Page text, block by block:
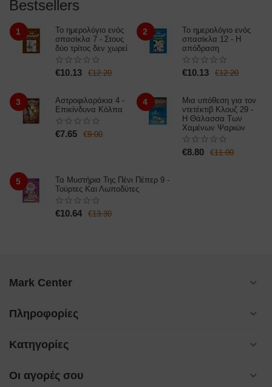
Bestsellers
1
​Το ημερολόγιο ενός
σπασίκλα 7 - Στους
δύο τρίτος δεν χωρεί
€12.20
€10.13
2
​Το ημερολόγιο ενός
σπασίκλα 12 - Η
απόδραση
€12.20
€10.13
3
Αστροφιλαράκια 4 -
Επικίνδυνα Κόλπα
€9.00
€7.65
4
Μια υπόθεση για τον
ντετέκτιβ Κλουζ 29 -
Η Θάλασσα Των
Χαμένων Ψαριών
€11.00
€8.80
5
Τα Μυστήρια Της Πένι Πέπερ 9 -
Τούρτες Και Λωποδύτες
€13.30
€10.64
Mark Center
Πληροφορίες
Κατηγορίες
Οι αγορές σου